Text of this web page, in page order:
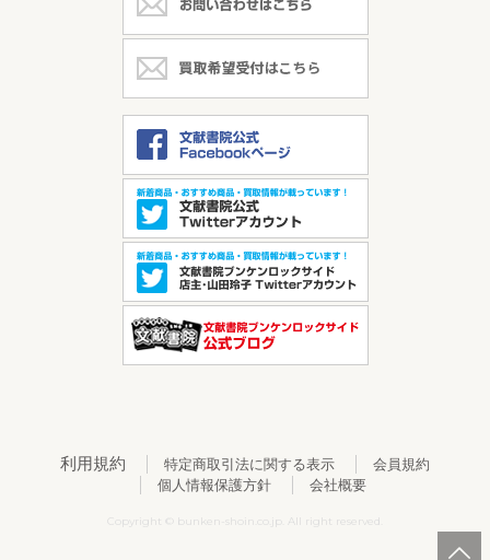
利用規約 特定商取引法に関する表示
会員規約
個人情報保護方針
会社概要
Copyright © bunken-shoin.co.jp. All right reserved.